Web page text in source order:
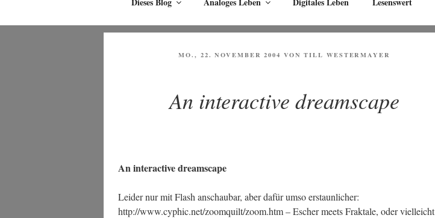
VERÖFFENTLICHT
MO., 22. NOVEMBER 2004 VONTILL WESTERMAYER
An interactive dreamscape
An inter­ac­ti­ve dreamscape
Lei­der nur mit Flash anschau­bar, aber dafür umso erstaun­li­cher:
http://www.cyphic.net/zoomquilt/zoom.htm – Escher meets Frak­ta­le, oder viel­leicht